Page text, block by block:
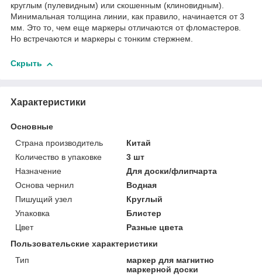
круглым (пулевидным) или скошенным (клиновидным).
Минимальная толщина линии, как правило, начинается от 3
мм. Это то, чем еще маркеры отличаются от фломастеров.
Но встречаются и маркеры с тонким стержнем.
Скрыть
Характеристики
Основные
Страна производитель
Китай
Количество в упаковке
3 шт
Назначение
Для доски/флипчарта
Основа чернил
Водная
Пишущий узел
Круглый
Упаковка
Блистер
Цвет
Разные цвета
Пользовательские характеристики
Тип
маркер для магнитно
маркерной доски